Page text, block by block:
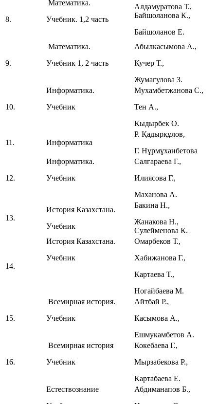
8.
Математика.
Учебник. 1,2 часть
Алдамуратова Т.,
Байшоланова К.,
Байшоланов Е.
9.
Математика.
Учебник 1, 2 часть
Абылкасымова А.,
Кучер Т.,
Жумагулова З.
10.
Информатика.
Учебник
Мухамбетжанова С.,
Тен А.,
Кыдырбек О.
11. Информатика
Р. Қадырқұлов,
Г. Нұрмұханбетова
12.
Информатика.
Учебник
Салгараева Г.,
Илиясова Г.,
Маханова А.
13.
История Казахстана.
Учебник
Бакина Н.,
Жанакова Н.,
Сулейменова К.
14.
История Казахстана.
Учебник
Омарбеков Т.,
Хабижанова Г.,
Картаева Т.,
Ногайбаева М.
15.
Всемирная история.
Учебник
Айтбай Р.,
Касымова А.,
Ешмукамбетов А.
16.
Всемирная история
Учебник
Кокебаева Г.,
Мырзабекова Р.,
Картабаева Е.
Естествознание
Абдиманапов Б.,